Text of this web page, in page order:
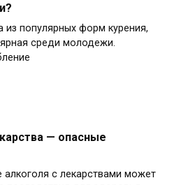
популярных форм курения,
среди молодежи.
— опасные
алкоголя с лекарствами может